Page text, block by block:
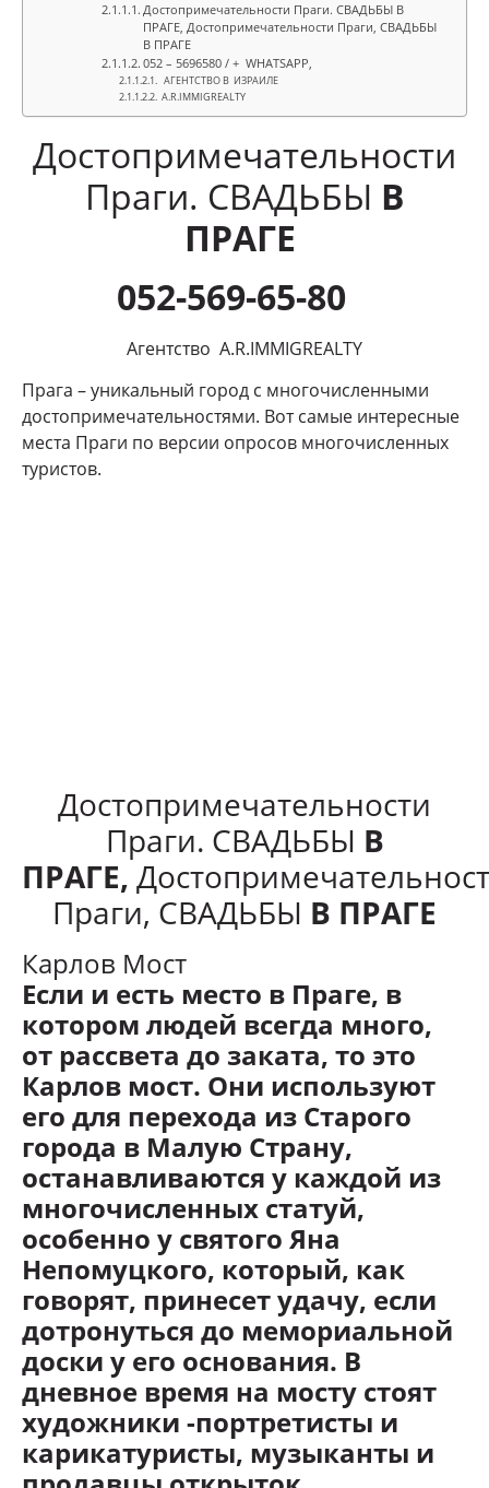
Достопримечательности Праги. СВАДЬБЫ В
ПРАГЕ, Достопримечательности Праги, СВАДЬБЫ
В ПРАГЕ
052 – 5696580 / + WHATSAPP,
АГЕНТСТВО В ИЗРАИЛЕ
A.R.IMMIGREALTY
Достопримечательности
Праги. СВАДЬБЫ В
ПРАГЕ
052-569-65-80
Агентство A.R.IMMIGREALTY
Прага – уникальный город с многочисленными
достопримечательностями. Вот самые интересные
места Праги по версии опросов многочисленных
туристов.
Достопримечательности
Праги. СВАДЬБЫ В
ПРАГЕ,
Праги, СВАДЬБЫ В ПРАГЕ
Карлов Мост
Если и есть место в Праге, в
котором людей всегда много,
от рассвета до заката, то это
Карлов мост. Они используют
его для перехода из Старого
города в Малую Страну,
останавливаются у каждой из
многочисленных статуй,
особенно у святого Яна
Непомуцкого, который, как
говорят, принесет удачу, если
дотронуться до мемориальной
доски у его основания. В
дневное время на мосту стоят
художники -портретисты и
карикатуристы, музыканты и